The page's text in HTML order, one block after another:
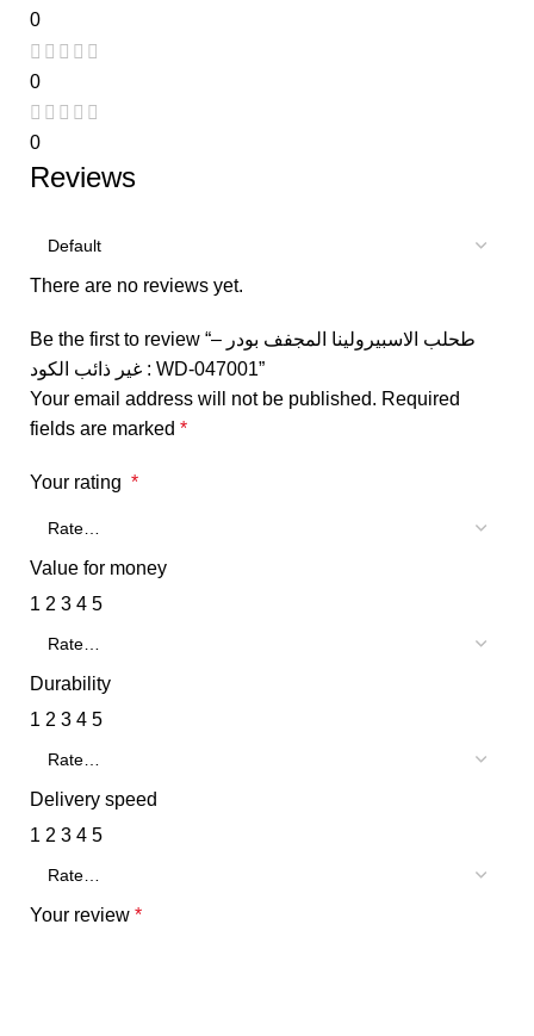
0
0
0
Reviews
There are no reviews yet.
Be the first to review “طحلب الاسبيرولينا المجفف بودر –
غير ذائب الكود : WD-047001”
Your email address will not be published. Required
fields are marked *
Your rating *
Value for money
1 2 3 4 5
Durability
1 2 3 4 5
Delivery speed
1 2 3 4 5
Your review *